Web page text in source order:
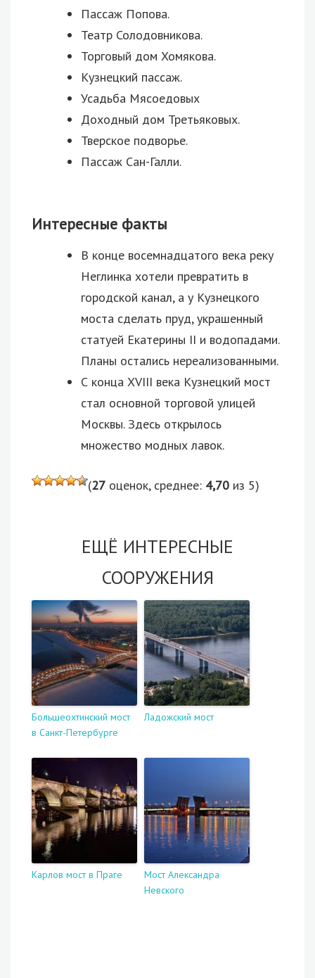
Пассаж Попова.
Театр Солодовникова.
Торговый дом Хомякова.
Кузнецкий пассаж.
Усадьба Мясоедовых
Доходный дом Третьяковых.
Тверское подворье.
Пассаж Сан-Галли.
Интересные факты
В конце восемнадцатого века реку
Неглинка хотели превратить в
городской канал, а у Кузнецкого
моста сделать пруд, украшенный
статуей Екатерины II и водопадами.
Планы остались нереализованными.
С конца XVIII века Кузнецкий мост
стал основной торговой улицей
Москвы. Здесь открылось
множество модных лавок.
(27 оценок, среднее: 4,70 из 5)
ЕЩЁ ИНТЕРЕСНЫЕ
СООРУЖЕНИЯ
Большеохтинский мост
в Санкт-Петербурге
Ладожский мост
Карлов мост в Праге
Мост Александра
Невского